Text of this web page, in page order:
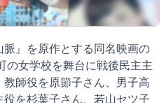
』を原作とする同名映画の
の女学校を舞台に戦後民主主
師役を原節子さん、男子高
を杉葉子さん、若山セツ子